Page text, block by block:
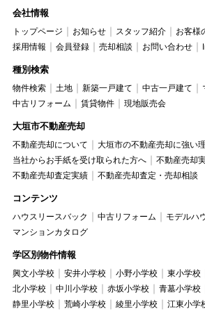
会社情報
トップページ お知らせ スタッフ紹介 お客様
採用情報
会員登録 売却相談 お問い合わせ
種別検索
物件検索 土地 新築一戸建て 中古一戸建て
中古リフォーム
賃貸物件 現地販売会
大垣市不動産売却
不動産売却について
大垣市の不動産売却に強い
当社からお手紙を受け取られた方へ
不動産売却
不動産売却査定実績
不動産売却査定・売却相談
コンテンツ
ハウスリースバック 中古リフォーム
モデルハ
マンションカタログ
学区別物件情報
興文小学校 安井小学校 小野小学校 東小学校
北小学校
中川小学校 赤坂小学校 青墓小学校
静里小学校
荒崎小学校 綾里小学校 江東小学